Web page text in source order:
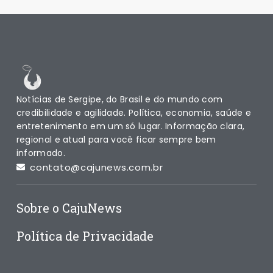
Notícias de Sergipe, do Brasil e do mundo com
credibilidade e agilidade. Política, economia, saúde e
entretenimento em um só lugar. Informação clara,
regional e atual para você ficar sempre bem
informado.
contato@cajunews.com.br
Sobre o CajuNews
Política de Privacidade